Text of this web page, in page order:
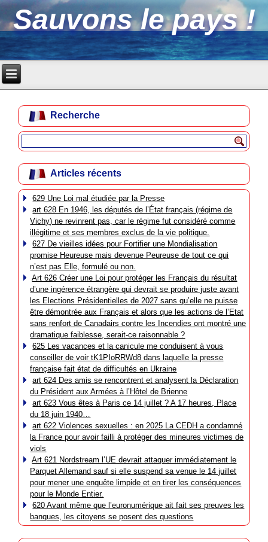
Sauvons le pays !
Recherche
Articles récents
629 Une Loi mal étudiée par la Presse
art 628 En 1946, les députés de l’État français (régime de
Vichy) ne revinrent pas, car le régime fut considéré comme
illégitime et ses membres exclus de la vie politique.
627 De vieilles idées pour Fortifier une Mondialisation
promise Heureuse mais devenue Peureuse de tout ce qui
n’est pas Elle, formulé ou non.
Art 626 Créer une Loi pour protéger les Français du résultat
d’une ingérence étrangère qui devrait se produire juste avant
les Elections Présidentielles de 2027 sans qu’elle ne puisse
être démontrée aux Français et alors que les actions de l’Etat
sans renfort de Canadairs contre les Incendies ont montré une
dramatique faiblesse, serait-ce raisonnable ?
625 Les vacances et la canicule me conduisent à vous
conseiller de voir tK1PIoRRWd8 dans laquelle la presse
française fait état de difficultés en Ukraine
art 624 Des amis se rencontrent et analysent la Déclaration
du Président aux Armées à l’Hôtel de Brienne
art 623 Vous êtes à Paris ce 14 juillet ? A 17 heures, Place
du 18 juin 1940…
art 622 Violences sexuelles : en 2025 La CEDH a condamné
la France pour avoir failli à protéger des mineures victimes de
viols
Art 621 Nordstream l’UE devrait attaquer immédiatement le
Parquet Allemand sauf si elle suspend sa venue le 14 juillet
pour mener une enquête limpide et en tirer les conséquences
pour le Monde Entier.
620 Avant même que l’euronumérique ait fait ses preuves les
banques, les citoyens se posent des questions